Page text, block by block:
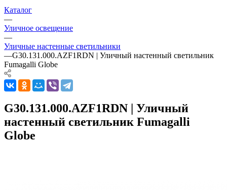
Каталог
—
Уличное освещение
—
Уличные настенные светильники
—G30.131.000.AZF1RDN | Уличный настенный светильник
Fumagalli Globe
G30.131.000.AZF1RDN | Уличный
настенный светильник Fumagalli
Globe